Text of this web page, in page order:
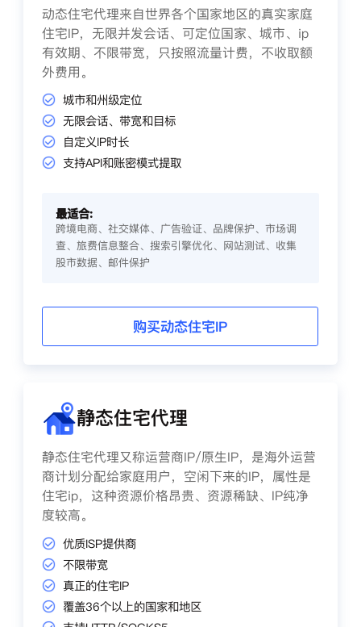
动态住宅代理来自世界各个国家地区的真实家庭
住宅IP，无限并发会话、可定位国家、城市、ip
有效期、不限带宽，只按照流量计费，不收取额
外费用。
城市和州级定位
无限会话、带宽和目标
自定义IP时长
支持API和账密模式提取
最适合:
跨境电商、社交媒体、广告验证、品牌保护、市场调
查、旅费信息整合、搜索引擎优化、网站测试、收集
股市数据、邮件保护
购买动态住宅IP
静态住宅代理
静态住宅代理又称运营商IP/原生IP，是海外运营
商计划分配给家庭用户，空闲下来的IP，属性是
住宅ip，这种资源价格昂贵、资源稀缺、IP纯净
度较高。
优质ISP提供商
不限带宽
真正的住宅IP
覆盖36个以上的国家和地区